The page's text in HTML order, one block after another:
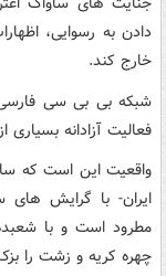
دادن به رسوایی،
خارج کند.
شبکه بی بی سی
فعالیت آزادانه
واقعیت این است که
ایران- با گرایش های
مطرود است و با
چهره کریه و زشت را